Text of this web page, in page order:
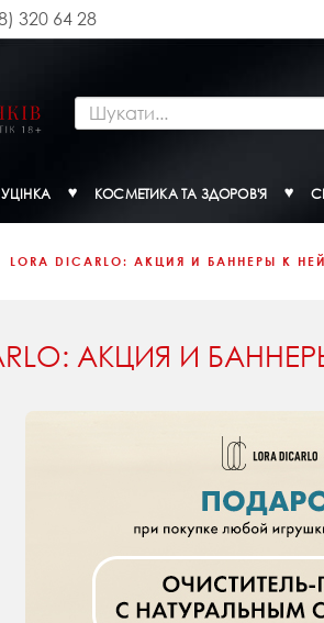
320 64 28
УЦІНКА КОСМЕТИКА ТА ЗДОРОВ'Я
LORA DICARLО: АКЦИЯ И БАННЕРЫ К НЕЙ
АКЦИЯ И